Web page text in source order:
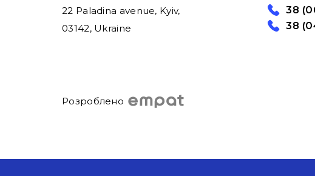
22 Paladina avenue, Kyiv,
03142, Ukraine
Розроблено
38
38